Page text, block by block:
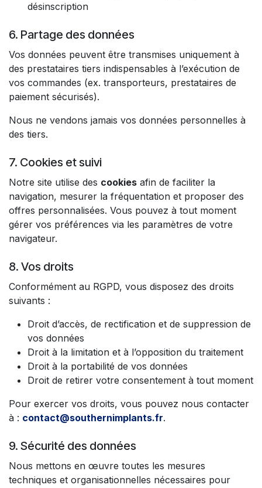
désinscription
6. Partage des données
Vos données peuvent être transmises uniquement à
des prestataires tiers indispensables à l’exécution de
vos commandes (ex. transporteurs, prestataires de
paiement sécurisés).
Nous ne vendons jamais vos données personnelles à
des tiers.
7. Cookies et suivi
Notre site utilise des cookies afin de faciliter la
navigation, mesurer la fréquentation et proposer des
offres personnalisées. Vous pouvez à tout moment
gérer vos préférences via les paramètres de votre
navigateur.
8. Vos droits
Conformément au RGPD, vous disposez des droits
suivants :
Droit d’accès, de rectification et de suppression de
vos données
Droit à la limitation et à l’opposition du traitement
Droit à la portabilité de vos données
Droit de retirer votre consentement à tout moment
Pour exercer vos droits, vous pouvez nous contacter
à : contact@southernimplants.fr.
9. Sécurité des données
Nous mettons en œuvre toutes les mesures
techniques et organisationnelles nécessaires pour